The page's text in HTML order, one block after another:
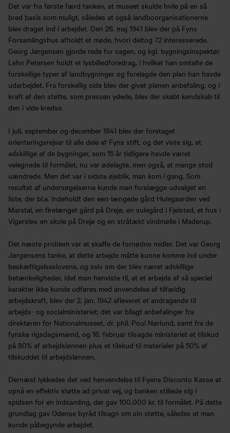
Det var fra første færd tanken, at museet skulde hvile på en så
bred basis som muligt, således at også landboorganisationerne
blev draget ind i arbejdet. Den 26. maj 1941 blev der på Fyns
Forsamlingshus afholdt et møde, hvori deltog 72 interesserede.
Georg Jørgensen gjorde rede for sagen, og kgl. bygningsinspektør
Lehn Petersen holdt et lysbilledforedrag, i hvilket han omtalte de
forskellige typer af landbygninger og forelagde den plan han havde
udarbejdet. Fra forskellig side blev der givet planen anbefaling, og i
kraft af den støtte, som pressen ydede, blev der skabt kendskab til
den i vide kredse.
I juli, september og december 1941 blev der foretaget
orienteringsrejser til alle dele af Fyns stift, og det viste sig, at
adskillige af de bygninger, som 15 år tidligere havde været
velegnede til formålet, nu var ødelagte, men også, at mange stod
uændrede. Men det var i sidste øjeblik, man kom i gang. Som
resultat af undersøgelserne kunde man forelægge udvalget en
liste, der bl.a. indeholdt den een-længede gård Hulegaarden ved
Marstal, en firelænget gård på Drejø, en sulegård i Fjelsted, et hus i
Vigerslev, en skole på Drejø og en stråtækt vindmølle i Maderup.
Det næste problem var at skaffe de fornødne midler. Det var Georg
Jørgensens tanke, at dette arbejde måtte kunne komme ind under
beskæftigelseslovene, og selv om der blev næret adskillige
betænkeligheder, idet man henviste til, at et arbejde af så speciel
karakter ikke kunde udføres med anvendelse af tilfældig
arbejdskraft, blev der 2. jan. 1942 afleveret et andragende til
arbejds- og socialministeriet; det var bilagt anbefalinger fra
direktøren for Nationalmuseet, dr. phil. Poul Nørlund, samt fra de
fynske rigsdagsmænd, og 16. februar tilsagde ministeriet et tilskud
på 80% af arbejdslønnen plus et tilskud til materialer på 50% af
tilskuddet til arbejdslønnen.
Dernæst lykkedes det ved henvendelse til Fyens Disconto Kasse at
opnå en effektiv støtte ad privat vej, og banken stillede sig i
spidsen for en indsamling, der gav 100.000 kr. til formålet. På dette
grundlag gav Odense byråd tilsagn om sin støtte, således at man
kunde påbegynde arbejdet.